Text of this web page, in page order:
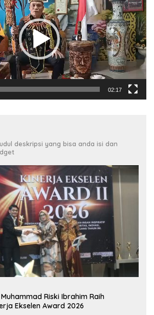
02:17
deskripsi yang bisa anda isi dan
Riski Ibrahim Raih
Ekselen Award 2026